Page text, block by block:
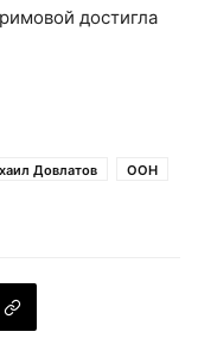
достигла
Довлатов
ООН